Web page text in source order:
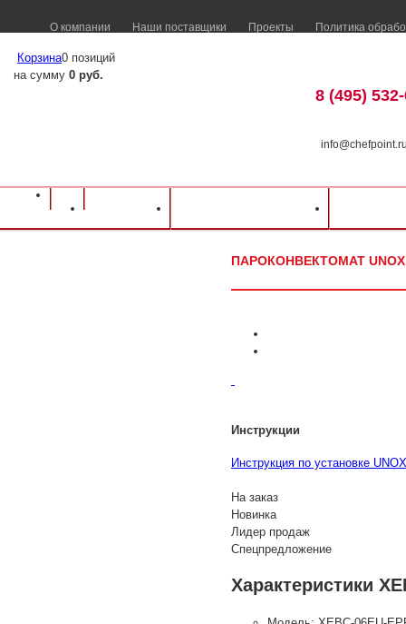
О компании Наши поставщики Проекты Политика
Корзина0 позиций
на сумму 0 руб.
8 (495)
Оборудование для ресторанов и кафе
ПАРОКОНВЕКТОМАТ UNOX
Инструкции
Инструкция по установке
На заказ
Новинка
Лидер продаж
Спецпредложение
Характеристики